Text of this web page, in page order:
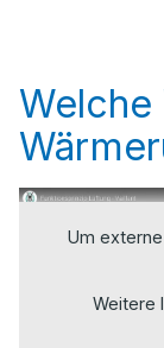
Um
Weitere